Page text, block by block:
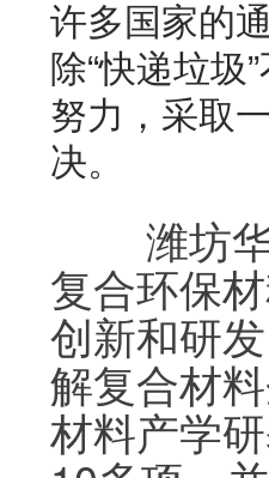
许多国家的
除“快递垃圾
努力，采取
决。
潍坊华
复合环保
创新和研
解复合材
材料产学